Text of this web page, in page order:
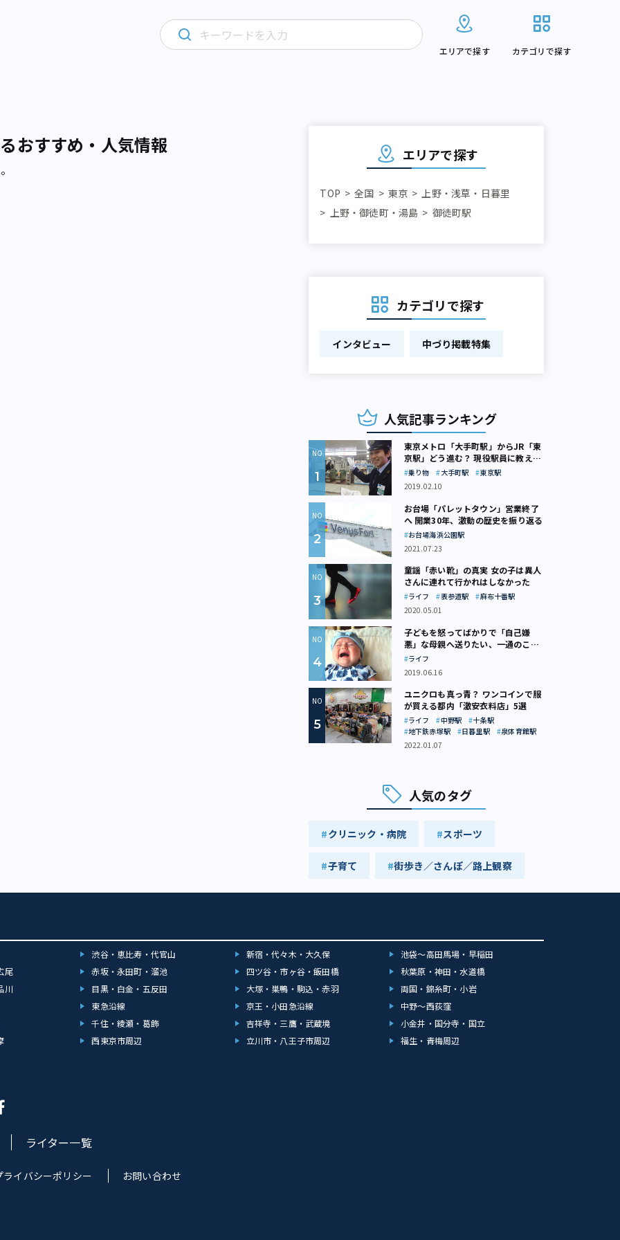
エリアで探す カテゴリで探す
おすすめ・人気情報 エリアで探す
TOP 全国 東京
上野・浅草・日暮里
上野・御徒町・湯島
御徒町駅
カテゴリで探す
インタビュー 中づり掲載特集
人気記事ランキング
東京メトロ「大手町駅」からJR「東
京駅」どう進む？ 現役駅員に教えて
もらいました
乗り物 大手町駅
東京駅
2019.02.10
お台場「パレットタウン」営業終了
へ 開業30年、激動の歴史を振り返る
お台場海浜公園駅
2021.07.23
童謡「赤い靴」の真実 女の子は異人
さんに連れて行かれはしなかった
ライフ 表参道駅
麻布十番駅
2020.05.01
子どもを怒ってばかりで「自己嫌
悪」な母親へ送りたい、一通のここ
ろの処方箋
ライフ
2019.06.16
ユニクロも真っ青？ ワンコインで服
が買える都内「激安衣料店」5選
ライフ 中野駅
十条駅
地下鉄赤塚駅
日暮里駅
泉体育館駅
2022.01.07
人気のタグ
クリニック・病院 スポーツ
子育て 街歩き／さんぽ／路上観察
渋谷・恵比寿・代官山 新宿・代々木・大久保
池袋～高田馬場・早稲田
尾 赤坂・永田町・溜池 四ツ谷・市ヶ谷・飯田橋
秋葉原・神田・水道橋
川 目黒・白金・五反田 大塚・巣鴨・駒込・赤羽
両国・錦糸町・小岩
東急沿線 京王・小田急沿線
中野～西荻窪
千住・綾瀬・葛飾 吉祥寺・三鷹・武蔵境
小金井・国分寺・国立
西東京市周辺 立川市・八王子市周辺 福生・青梅周辺
ライター一覧
ライバシーポリシー お問い合わせ